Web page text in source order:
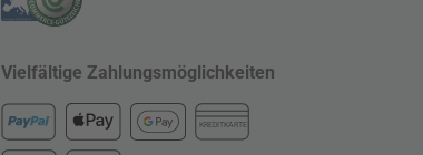
Vielfältige Zahlungsmöglichkeiten
KREDITKARTE